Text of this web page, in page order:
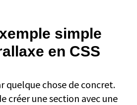
simple
en CSS
quelque chose de concret.
créer une section avec une